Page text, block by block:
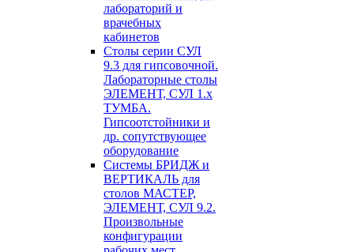
лабораторий и
врачебных
кабинетов
Столы серии СУЛ
9.3 для гипсовочной.
Лабораторные столы
ЭЛЕМЕНТ, СУЛ 1.х
ТУМБА.
Гипсоотстойники и
др. сопутствующее
оборудование
Системы БРИДЖ и
ВЕРТИКАЛЬ для
столов МАСТЕР,
ЭЛЕМЕНТ, СУЛ 9.2.
Произвольные
конфигурации